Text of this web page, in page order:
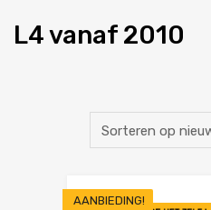
L4 vanaf 2010
AANBIEDING!